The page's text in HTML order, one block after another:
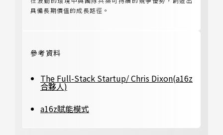
具備長期價值的成長路徑。
參考資料
The Full-Stack Startup/ Chris Dixon(a16z
合夥人)
a16z賦能模式